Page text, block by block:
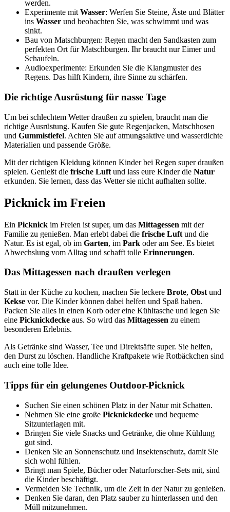
werden.
Experimente mitWasser: Werfen Sie Steine, Äste und Blätter
ins Wasser und beobachten Sie, was schwimmt und was
sinkt.
Bau von Matschburgen: Regen macht den Sandkasten zum
perfekten Ort für Matschburgen. Ihr braucht nur Eimer und
Schaufeln.
Audioexperimente: Erkunden Sie die Klangmuster des
Regens. Das hilft Kindern, ihre Sinne zu schärfen.
Die richtige Ausrüstung für nasse Tage
Um bei schlechtem Wetter draußen zu spielen, braucht man die
richtige Ausrüstung. Kaufen Sie gute Regenjacken, Matschhosen
und Gummistiefel. Achten Sie auf atmungsaktive und wasserdichte
Materialien und passende Größe.
Mit der richtigen Kleidung können Kinder bei Regen super draußen
spielen. Genießt die frische Luft und lass eure Kinder die Natur
erkunden. Sie lernen, dass das Wetter sie nicht aufhalten sollte.
Picknick im Freien
Ein Picknick im Freien ist super, um das Mittagessen mit der
Familie zu genießen. Man erlebt dabei die frische Luft und die
Natur. Es ist egal, ob im Garten, im Park oder am See. Es bietet
Abwechslung vom Alltag und schafft tolle Erinnerungen.
Das Mittagessen nach draußen verlegen
Statt in der Küche zu kochen, machen Sie leckere Brote, Obst und
Kekse vor. Die Kinder können dabei helfen und Spaß haben.
Packen Sie alles in einen Korb oder eine Kühltasche und legen Sie
eine Picknickdecke aus. So wird das Mittagessen zu einem
besonderen Erlebnis.
Als Getränke sind Wasser, Tee und Direktsäfte super. Sie helfen,
den Durst zu löschen. Handliche Kraftpakete wie Rotbäckchen sind
auch eine tolle Idee.
Tipps für ein gelungenes Outdoor-Picknick
Suchen Sie einen schönen Platz in der Natur mit Schatten.
Nehmen Sie eine große Picknickdecke und bequeme
Sitzunterlagen mit.
Bringen Sie viele Snacks und Getränke, die ohne Kühlung
gut sind.
Denken Sie an Sonnenschutz und Insektenschutz, damit Sie
sich wohl fühlen.
Bringt man Spiele, Bücher oder Naturforscher-Sets mit, sind
die Kinder beschäftigt.
Vermeiden Sie Technik, um die Zeit in der Natur zu genießen.
Denken Sie daran, den Platz sauber zu hinterlassen und den
Müll mitzunehmen.